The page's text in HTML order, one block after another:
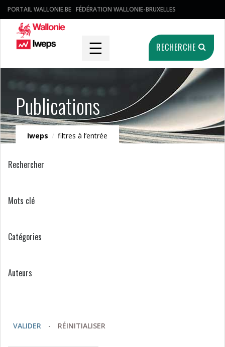
PORTAIL WALLONIE.BE FÉDÉRATION WALLONIE-BRUXELLES
☰ RECHERCHE
Publications
Iweps / filtres à l’entrée
Rechercher
Mots clé
Catégories
Auteurs
VALIDER - RÉINITIALISER